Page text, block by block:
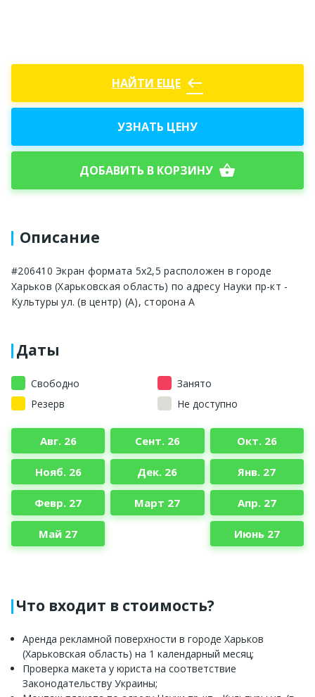
НАЙТИ ЕЩЕ west
УЗНАТЬ ЦЕНУ
ДОБАВИТЬ В КОРЗИНУ shopping_basket
Описание
#206410 Экран формата 5х2,5 расположен в городе
Харьков (Харьковская область) по адресу Науки пр-кт -
Культуры ул. (в центр) (А), сторона А
Даты
Свободно
Занято
Резерв
Не доступно
Авг. 26 Сент. 26 Окт. 26
Нояб. 26 Дек. 26 Янв. 27
Февр. 27 Март 27 Апр. 27
Май 27 Июнь 27
Что входит в стоимость?
Аренда рекламной поверхности в городе Харьков
(Харьковская область) на 1 календарный месяц;
Проверка макета у юриста на соответствие
Законодательству Украины;